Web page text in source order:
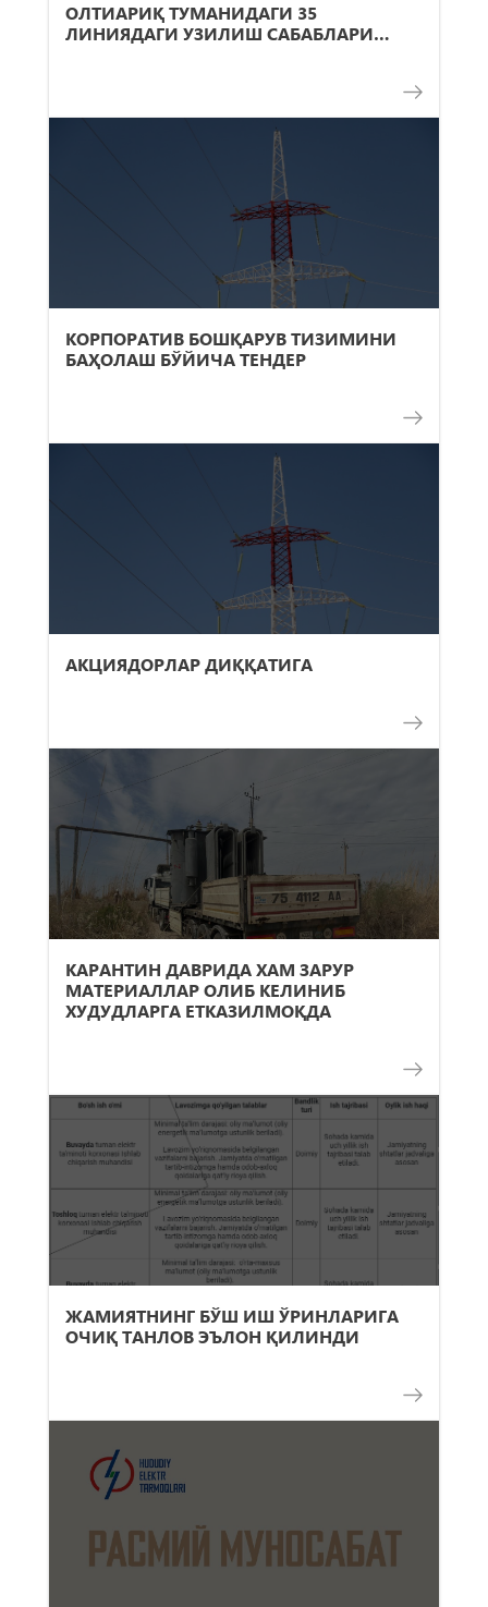
ОЛТИАРИҚ ТУМАНИДАГИ 35
ЛИНИЯДАГИ УЗИЛИШ САБАБЛАРИ…
КОРПОРАТИВ БОШҚАРУВ ТИЗИМИНИ
БАҲОЛАШ БЎЙИЧА ТЕНДЕР
АКЦИЯДОРЛАР ДИҚҚАТИГА
КАРАНТИН ДАВРИДА ХАМ ЗАРУР
МАТЕРИАЛЛАР ОЛИБ КЕЛИНИБ
ХУДУДЛАРГА ЕТКАЗИЛМОҚДА
ЖАМИЯТНИНГ БЎШ ИШ ЎРИНЛАРИГА
ОЧИҚ ТАНЛОВ ЭЪЛОН ҚИЛИНДИ